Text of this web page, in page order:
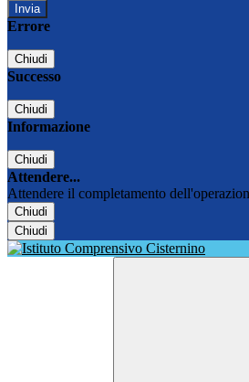
Errore
Chiudi
Successo
Chiudi
Informazione
Chiudi
Attendere...
Attendere il completamento
Chiudi
Chiudi